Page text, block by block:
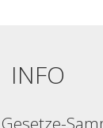
INFO